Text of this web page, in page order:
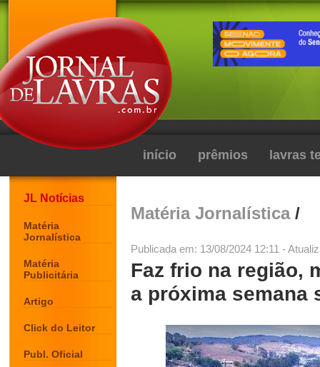
início prêmios lavras
JL Notícias
Matéria
Jornalística
Matéria
Publicitária
Artigo
Click do Leitor
Publ. Oficial
Matéria Jornalística/
Publicada em: 13/08/2024 12:11 -
Faz frio na região,
a próxima semana